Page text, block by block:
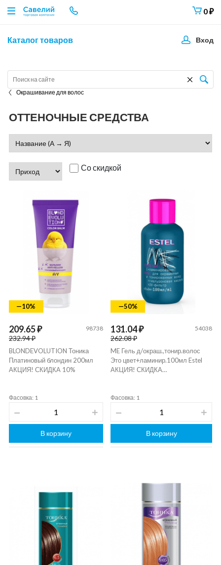
0₽
Каталог товаров Вход
Окрашивание для волос
ОТТЕНОЧНЫЕ СРЕДСТВА
Со скидкой
—10%
209.65 ₽
232.94 ₽
98738
BLONDEVOLUTION Тоника
Платиновый блондин 200мл
АКЦИЯ! СКИДКА 10%
Фасовка: 1
В корзину
—50%
131.04 ₽
262.08 ₽
54038
ME Гель д/окраш.,тонир.волос
Это цвет+ламинир.100мл Estel
АКЦИЯ! СКИДКА…
Фасовка: 1
В корзину